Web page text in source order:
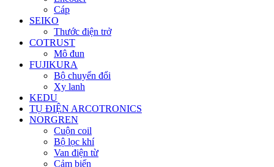
Cáp
SEIKO
Thước điện trở
COTRUST
Mô đun
FUJIKURA
Bộ chuyển đổi
Xy lanh
KEDU
TỤ ĐIỆN ARCOTRONICS
NORGREN
Cuộn coil
Bộ lọc khí
Van điện từ
Cảm biến